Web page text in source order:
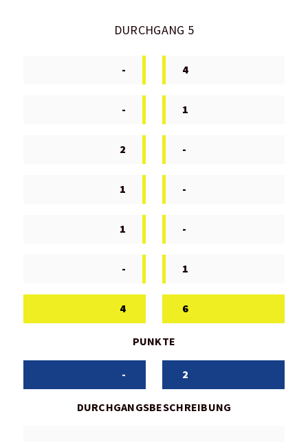
DURCHGANG 5
- 4
- 1
2 -
1 -
1 -
- 1
4 6
PUNKTE
- 2
DURCHGANGSBESCHREIBUNG